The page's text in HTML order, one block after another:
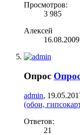
Просмотров:
3 985
Алексей
16.08.2009
Опрос
admin,
(обои,
Ответов:
21